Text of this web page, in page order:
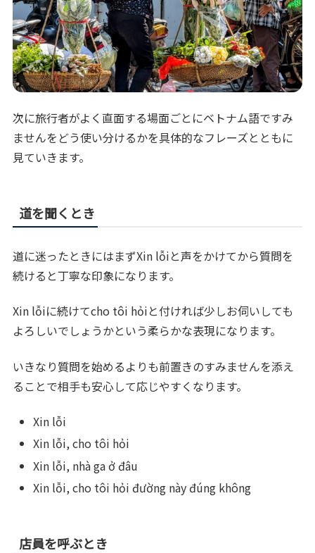
次に旅行者がよく直面する場面ごとにベトナム語ですみ
ませんをどう使い分けるかを具体的なフレーズとともに
見ていきます。
道を聞くとき
道に迷ったときにはまずXin lỗiと声をかけてから質問を
続けると丁寧な印象になります。
Xin lỗiに続けてcho tôi hỏiと付ければ少しお伺いしても
よろしいでしょうかという柔らかな表現になります。
いきなり質問を始めるよりも前置きのすみませんを添え
ることで相手も安心して応じやすくなります。
Xin lỗi
Xin lỗi, cho tôi hỏi
Xin lỗi, nhà ga ở đâu
Xin lỗi, cho tôi hỏi đường này đúng không
店員を呼ぶとき